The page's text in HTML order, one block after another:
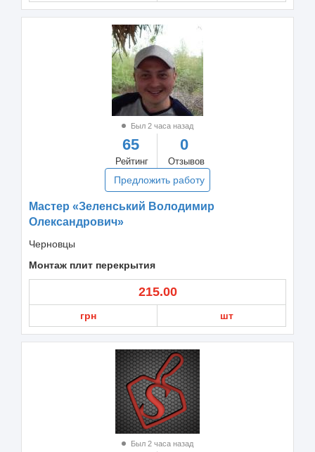
Был 2 часа назад
65
Рейтинг
0
Отзывов
Предложить работу
Мастер «Зеленський Володимир
Олександрович»
Черновцы
Монтаж плит перекрытия
215.00
грн шт
Был 2 часа назад